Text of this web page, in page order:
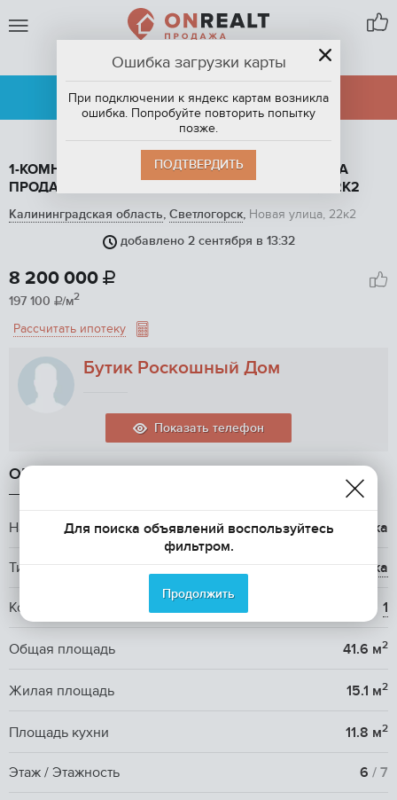
СВЕТЛОГОРСК
АРЕНДА
ПРОДАЖА
1-КОМНАТНАЯ КВАРТИРА, 41.6 М2, ЭТАЖ 6 / 7, НА
ПРОДАЖУ В СВЕТЛОГОРСКЕ, НОВАЯ УЛИЦА, 22К2
Калининградская область, Светлогорск, Новая улица, 22к2
добавлено 2 сентября в 13:32
1/ 8
8 200 000 
197 100 /м2
Рассчитать ипотеку
Бутик Роскошный Дом
Показать телефон
ОБЩАЯ ИНФОРМАЦИЯ
Название ЖК ЖК Лесная Сказка
Тип жилья вторичка
Количество комнат 1
Общая площадь 41.6 м2
Жилая площадь 15.1 м2
Площадь кухни 11.8 м2
Этаж / Этажность 6 / 7
Ошибка загрузки карты
При подключении к яндекс картам возникла
ошибка. Попробуйте повторить попытку
позже.
ПОДТВЕРДИТЬ
Для поиска объявлений воспользуйтесь
фильтром.
Продолжить